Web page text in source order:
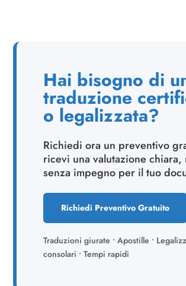
Hai bisogno di
traduzione
o legalizzata?
Richiedi ora un preventivo
ricevi una valutazione chiara,
senza impegno per il tuo
Richiedi Preventivo Gratuito
Traduzioni giurate • Apostille •
consolari • Tempi rapidi